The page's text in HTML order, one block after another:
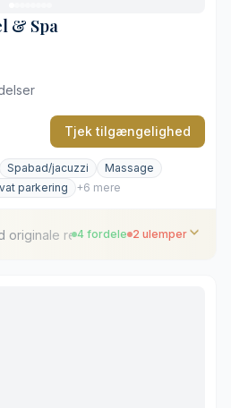
& Spa
Tjek tilgængelighed
Spabad/jacuzzi
Massage
parkering +6 mere
originale renæssancefresker
4 fordele 2 ulemper